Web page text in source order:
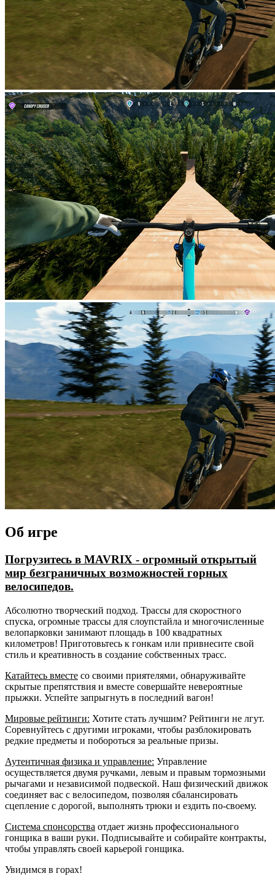
Об игре
Погрузитесь в MAVRIX - огромный открытый
мир безграничных возможностей горных
велосипедов.
Абсолютно творческий подход. Трассы для скоростного
спуска, огромные трассы для слоупстайла и многочисленные
велопарковки занимают площадь в 100 квадратных
километров! Приготовьтесь к гонкам или привнесите свой
стиль и креативность в создание собственных трасс.
Катайтесь вместе со своими приятелями, обнаруживайте
скрытые препятствия и вместе совершайте невероятные
прыжки. Успейте запрыгнуть в последний вагон!
Мировые рейтинги: Хотите стать лучшим? Рейтинги не лгут.
Соревнуйтесь с другими игроками, чтобы разблокировать
редкие предметы и побороться за реальные призы.
Аутентичная физика и управление: Управление
осуществляется двумя ручками, левым и правым тормозными
рычагами и независимой подвеской. Наш физический движок
соединяет вас с велосипедом, позволяя сбалансировать
сцепление с дорогой, выполнять трюки и ездить по-своему.
Система спонсорства отдает жизнь профессионального
гонщика в ваши руки. Подписывайте и собирайте контракты,
чтобы управлять своей карьерой гонщика.
Увидимся в горах!